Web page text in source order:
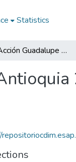
Statistics
Plan de Acción Guadalupe Antioquia 2013: PA Guadalupe Antioquia 2013